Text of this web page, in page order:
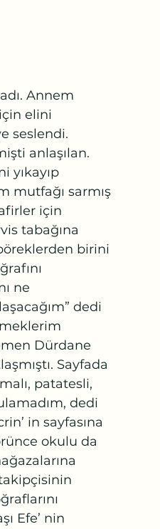
Annem
elini
seslendi.
anlaşılan.
yıkayıp
mutfağı sarmış
için
tabağına
birini
ne
dedi
Dürdane
Sayfada
patatesli,
dedi
in sayfasına
okulu da
Efe’ nin